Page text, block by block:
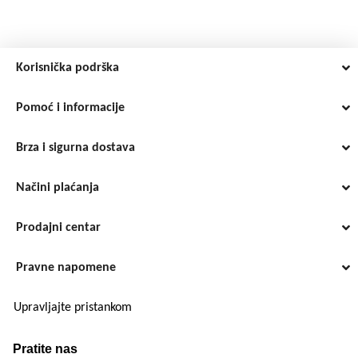
Korisnička podrška
Pomoć i informacije
Brza i sigurna dostava
Načini plaćanja
Prodajni centar
Pravne napomene
Upravljajte pristankom
Pratite nas